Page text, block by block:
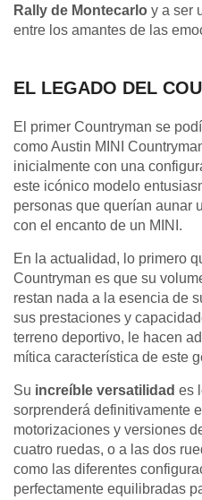
Rally de Montecarlo y a ser
entre los amantes de las
EL LEGADO DEL
El primer Countryman se
como Austin MINI
inicialmente con una
este icónico modelo
personas que querían aunar
con el encanto de un MINI.
En la actualidad, lo primero
Countryman es que su
restan nada a la esencia de
sus prestaciones y
terreno deportivo, le hacen
mítica característica de este
Su increíble versatilidad es
sorprenderá definitivamente
motorizaciones y versiones
cuatro ruedas, o a las dos
como las diferentes
perfectamente equilibradas